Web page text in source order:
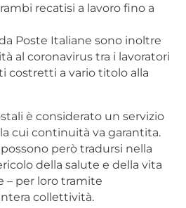
recatisi a lavoro fino a
Poste Italiane sono inoltre
al coronavirus tra i lavoratori
costretti a vario titolo alla
è considerato un servizio
cui continuità va garantita.
però tradursi nella
della salute e della vita
– per loro tramite
collettività.